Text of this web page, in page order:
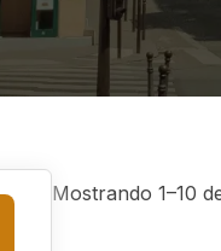
Mostrando 1–10